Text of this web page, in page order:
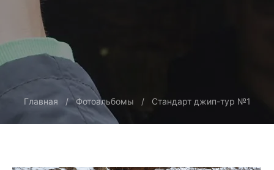
Главная Фотоальбомы Стандарт джип-тур №1